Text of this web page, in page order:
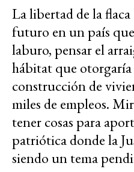
La libertad de la flaca
futuro en un país
laburo, pensar el
hábitat que
construcción de
miles de empleos.
tener cosas para
patriótica donde la
siendo un tema